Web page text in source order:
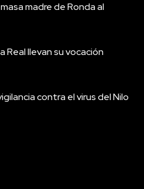
madre de Ronda al
Real llevan su vocación
contra el virus del Nilo